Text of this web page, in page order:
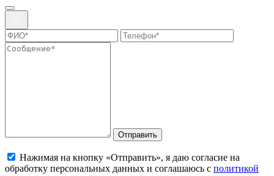
Отправить
Нажимая на кнопку «Отправить», я даю согласие на
обработку персональных данных и соглашаюсь с политикой